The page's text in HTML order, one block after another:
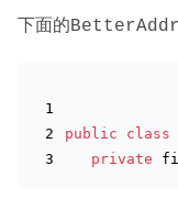
下面的
public class
private